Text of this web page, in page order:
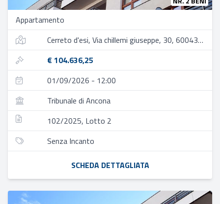
Appartamento
Cerreto d'esi, Via chillemi giuseppe, 30, 60043 cerreto d'esi an, italia
€ 104.636,25
01/09/2026 - 12:00
Tribunale di Ancona
102/2025, Lotto 2
Senza Incanto
SCHEDA DETTAGLIATA